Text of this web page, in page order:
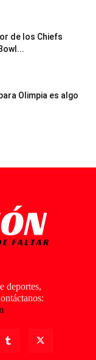
de los Chiefs
Olimpia es algo
deportes,